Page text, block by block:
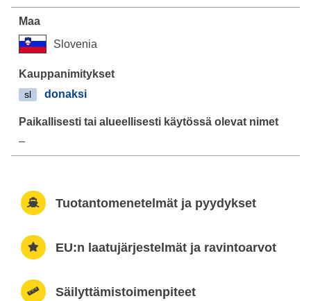
Slovenia
sl donaksi
–
Tuotantomenetelmät ja pyydykset
EU:n laatujärjestelmät ja ravintoarvot
Säilyttämistoimenpiteet